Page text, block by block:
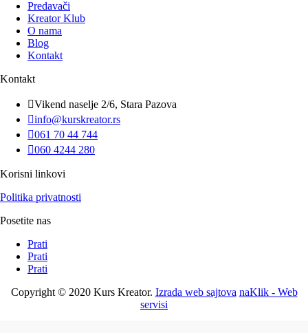
Predavači
Kreator Klub
O nama
Blog
Kontakt
Kontakt
Vikend naselje 2/6, Stara Pazova
info@kurskreator.rs
061 70 44 744
060 4244 280
Korisni linkovi
Politika privatnosti
Posetite nas
Prati
Prati
Prati
Copyright © 2020 Kurs Kreator. Izrada web sajtova naKlik - Web
servisi